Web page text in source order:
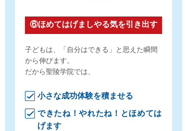
⑥ほめてはげましやる気を引き出す
子どもは、「自分はできる」と思えた瞬間
から伸びます。
だから聖陵学院では、
小さな成功体験を積ませる
できたね！やれたね！とほめては
げます